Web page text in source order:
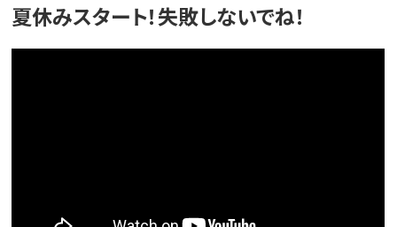
夏休みスタート！失敗しないでね！